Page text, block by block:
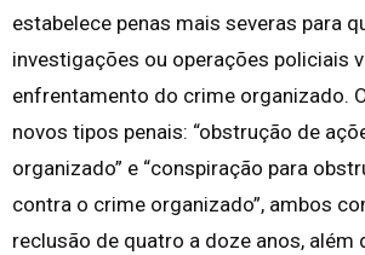
estabelece penas mais severas para
investigações ou operações policiais
enfrentamento do crime organizado.
novos tipos penais: “obstrução de
organizado” e “conspiração para
contra o crime organizado”, ambos
reclusão de quatro a doze anos, além